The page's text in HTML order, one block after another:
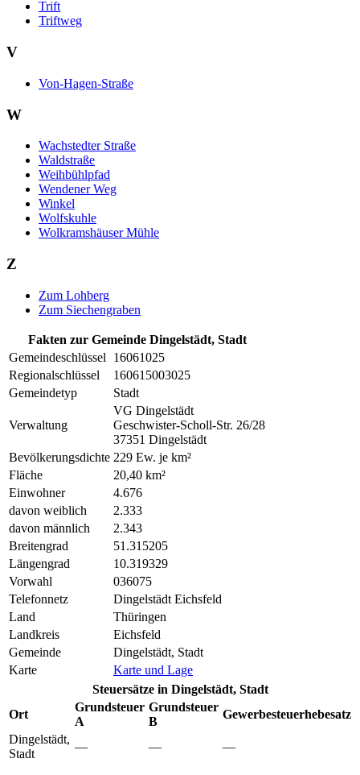
Trift
Triftweg
V
Von-Hagen-Straße
W
Wachstedter Straße
Waldstraße
Weihbühlpfad
Wendener Weg
Winkel
Wolfskuhle
Wolkramshäuser Mühle
Z
Zum Lohberg
Zum Siechengraben
Fakten zur Gemeinde Dingelstädt, Stadt
Gemeindeschlüssel
16061025
Regionalschlüssel
160615003025
Gemeindetyp
Stadt
Verwaltung
VG Dingelstädt
Geschwister-Scholl-Str. 26/28
37351 Dingelstädt
Bevölkerungsdichte 229 Ew. je km²
Fläche
20,40 km²
Einwohner
4.676
davon weiblich
2.333
davon männlich
2.343
Breitengrad
51.315205
Längengrad
10.319329
Vorwahl
036075
Telefonnetz
Dingelstädt Eichsfeld
Land
Thüringen
Landkreis
Eichsfeld
Gemeinde
Dingelstädt, Stadt
Karte
Karte und Lage
Steuersätze in Dingelstädt, Stadt
Ort
Grundsteuer
A
Grundsteuer
B
Gewerbesteuerhebesatz
Dingelstädt,
Stadt
— — —